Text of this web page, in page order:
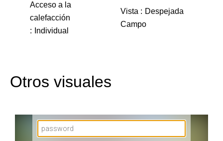
Acceso a la
calefacción
Individual
Vista
Despejada
Campo
Otros visuales